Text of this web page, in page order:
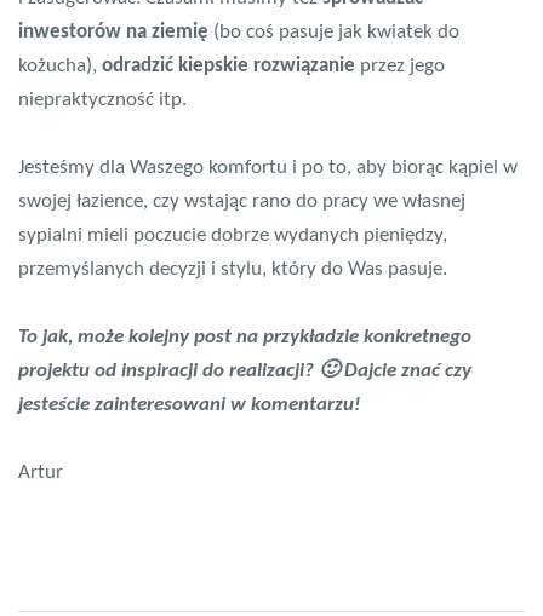
inwestorów na ziemię (bo coś pasuje jak kwiatek do
kożucha), odradzić kiepskie rozwiązanie przez jego
niepraktyczność itp.
Jesteśmy dla Waszego komfortu i po to, aby biorąc kąpiel w
swojej łazience, czy wstając rano do pracy we własnej
sypialni mieli poczucie dobrze wydanych pieniędzy,
przemyślanych decyzji i stylu, który do Was pasuje.
To jak, może kolejny post na przykładzie konkretnego
projektu od inspiracji do realizacji? 🙂 Dajcie znać czy
jesteście zainteresowani w komentarzu!
Artur